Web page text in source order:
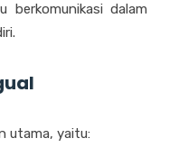
dalam
utama, yaitu: